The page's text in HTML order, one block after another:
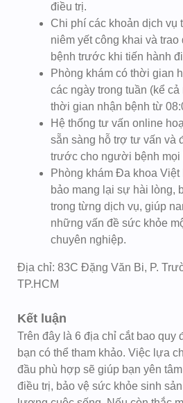
điều trị.
Chi phí các khoản dịch vụ
niêm yết công khai và
bệnh trước khi tiến hành
Phòng khám có thời gian
các ngày trong tuần (kể
thời gian nhận bệnh từ
Hệ thống tư vấn online
sẵn sàng hỗ trợ tư vấn và
trước cho người bệnh mọi
Phòng khám Đa khoa
bảo mang lại sự hài lòng,
trong từng dịch vụ, giúp
những vấn đề sức khỏe
chuyên nghiệp.
Địa chỉ: 83C Đặng Văn Bi, P.
TP.HCM
Kết luận
Trên đây là 6 địa chỉ cắt bao quy
bạn có thể tham khảo. Việc lựa
đầu phù hợp sẽ giúp bạn yên
điều trị, bảo vệ sức khỏe sinh